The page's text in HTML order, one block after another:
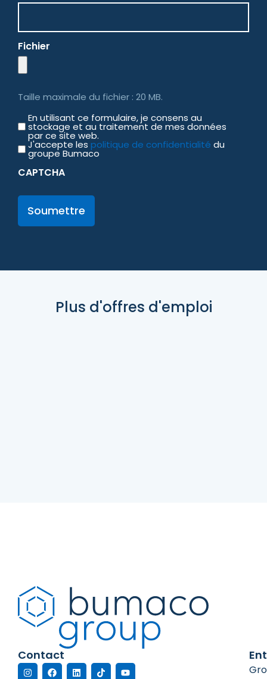
Fichier
Taille maximale du fichier : 20 MB.
GDPR
En utilisant ce formulaire, je consens au
stockage et au traitement de mes données
par ce site web.
J'accepte les politique de confidentialité du
groupe Bumaco
CAPTCHA
Plus d'offres d'emploi
Contact